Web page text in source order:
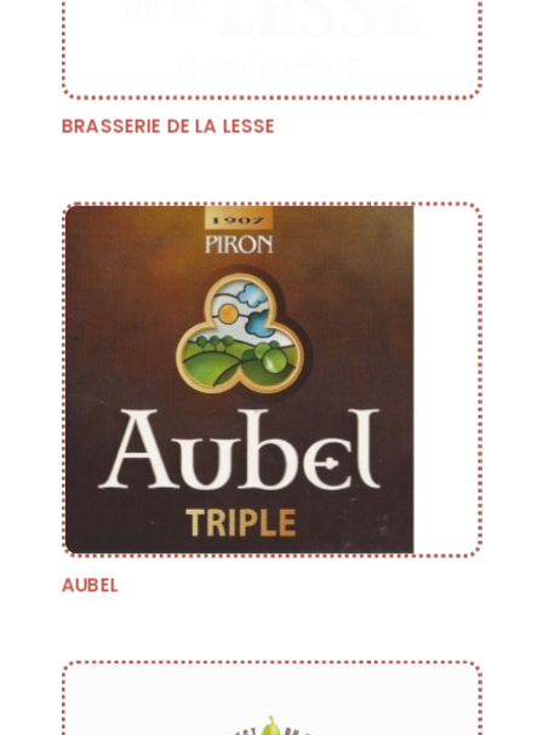
BRASSERIE DE LA LESSE
AUBEL